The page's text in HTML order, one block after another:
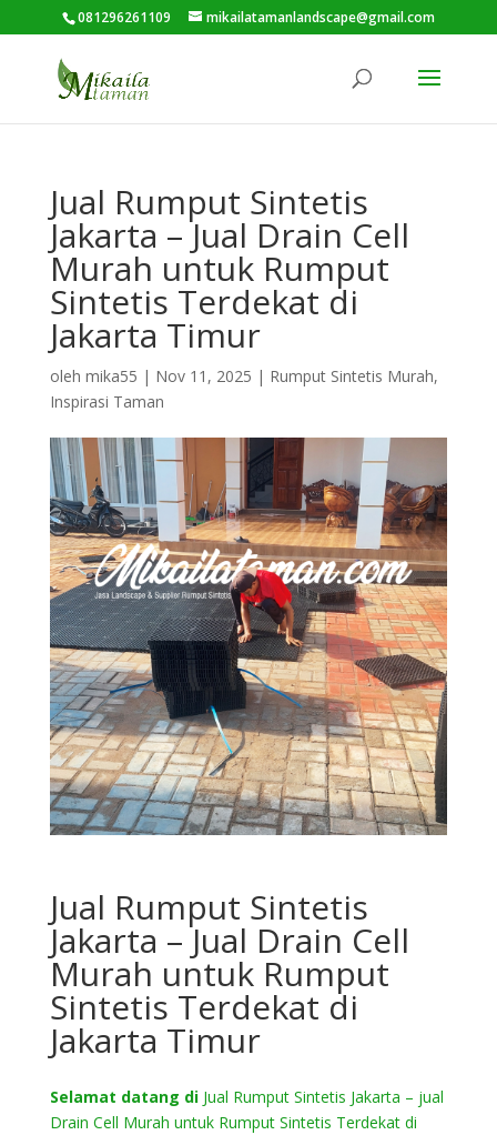
081296261109 mikailatamanlandscape@gmail.com
Jual Rumput Sintetis
Jakarta – Jual Drain Cell
Murah untuk Rumput
Sintetis Terdekat di
Jakarta Timur
oleh mika55 | Nov 11, 2025 | Rumput Sintetis Murah,
Inspirasi Taman
Jual Rumput Sintetis
Jakarta – Jual Drain Cell
Murah untuk Rumput
Sintetis Terdekat di
Jakarta Timur
Selamat datang di Jual Rumput Sintetis Jakarta – jual
Drain Cell Murah untuk Rumput Sintetis Terdekat di